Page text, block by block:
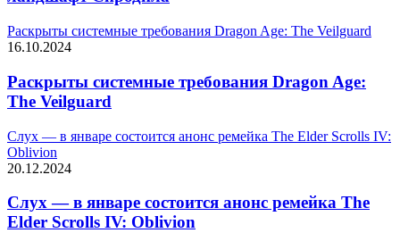
Раскрыты системные требования Dragon Age: The Veilguard
16.10.2024
Раскрыты системные требования Dragon Age:
The Veilguard
Слух — в январе состоится анонс ремейка The Elder Scrolls IV:
Oblivion
20.12.2024
Слух — в январе состоится анонс ремейка The
Elder Scrolls IV: Oblivion